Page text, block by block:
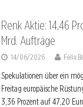
Renk Aktie: 14,46
Mrd. Aufträge
14/06/2026 Felix
Spekulationen über ein
Freitag europäische
3,36 Prozent auf 47,20